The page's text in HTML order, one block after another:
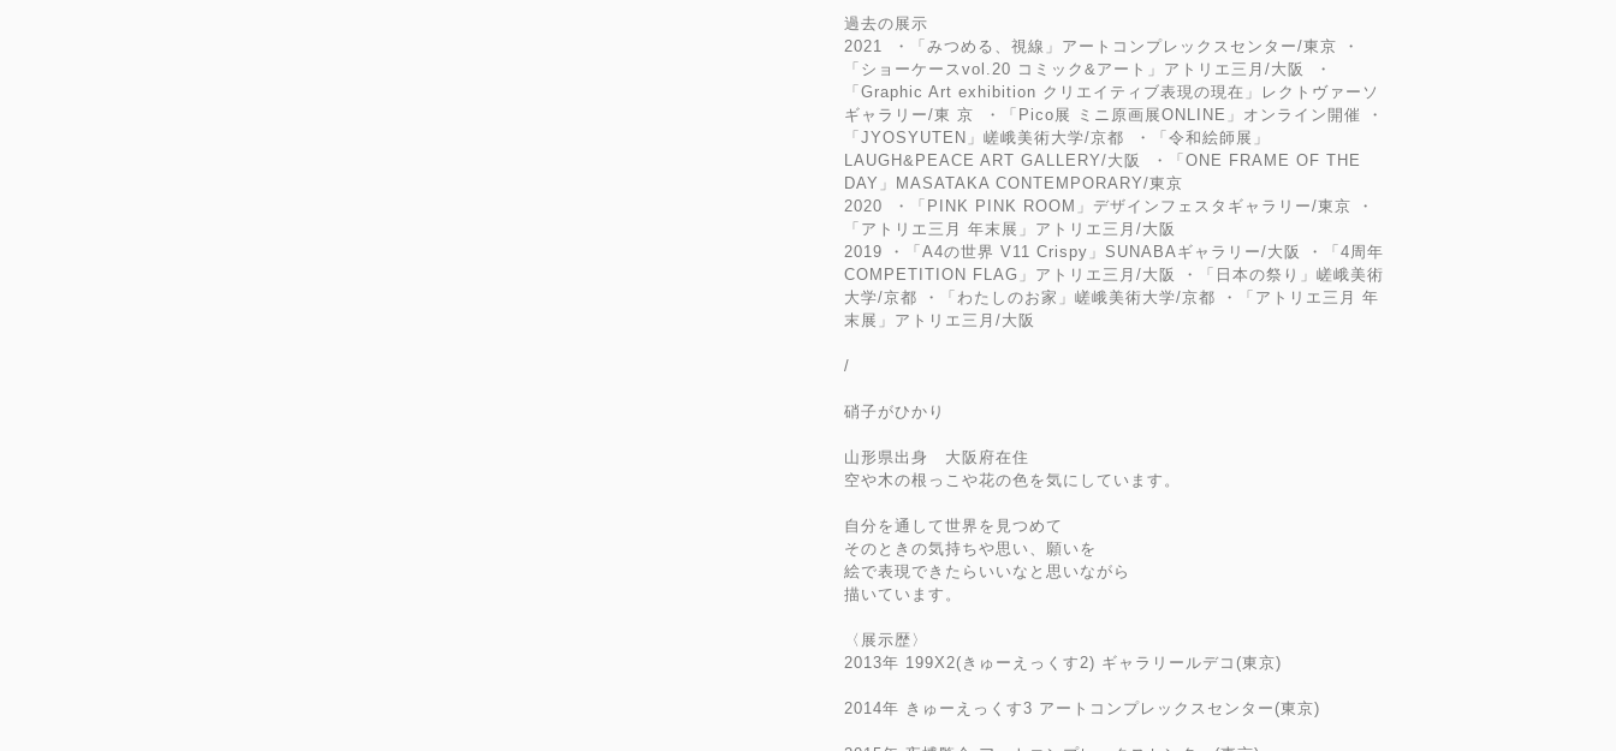
過去の展示
2021 ・「みつめる、視線」アートコンプレックスセンター/東京 ・
「ショーケースvol.20 コミック&アート」アトリエ三月/大阪 ・
「Graphic Art exhibition クリエイティブ表現の現在」レクトヴァーソ
ギャラリー/東 京 ・「Pico展 ミニ原画展ONLINE」オンライン開催 ・
「JYOSYUTEN」嵯峨美術大学/京都 ・「令和絵師展」
LAUGH&PEACE ART GALLERY/大阪 ・「ONE FRAME OF THE
DAY」MASATAKA CONTEMPORARY/東京
2020 ・「PINK PINK ROOM」デザインフェスタギャラリー/東京 ・
「アトリエ三月 年末展」アトリエ三月/大阪
2019 ・「A4の世界 V11 Crispy」SUNABAギャラリー/大阪 ・「4周年
COMPETITION FLAG」アトリエ三月/大阪 ・「日本の祭り」嵯峨美術
大学/京都 ・「わたしのお家」嵯峨美術大学/京都 ・「アトリエ三月 年
末展」アトリエ三月/大阪
/
硝子がひかり
山形県出身 大阪府在住
空や木の根っこや花の色を気にしています。
自分を通して世界を見つめて
そのときの気持ちや思い、願いを
絵で表現できたらいいなと思いながら
描いています。
〈展示歴〉
2013年 199X2(きゅーえっくす2) ギャラリールデコ(東京)
2014年 きゅーえっくす3 アートコンプレックスセンター(東京)